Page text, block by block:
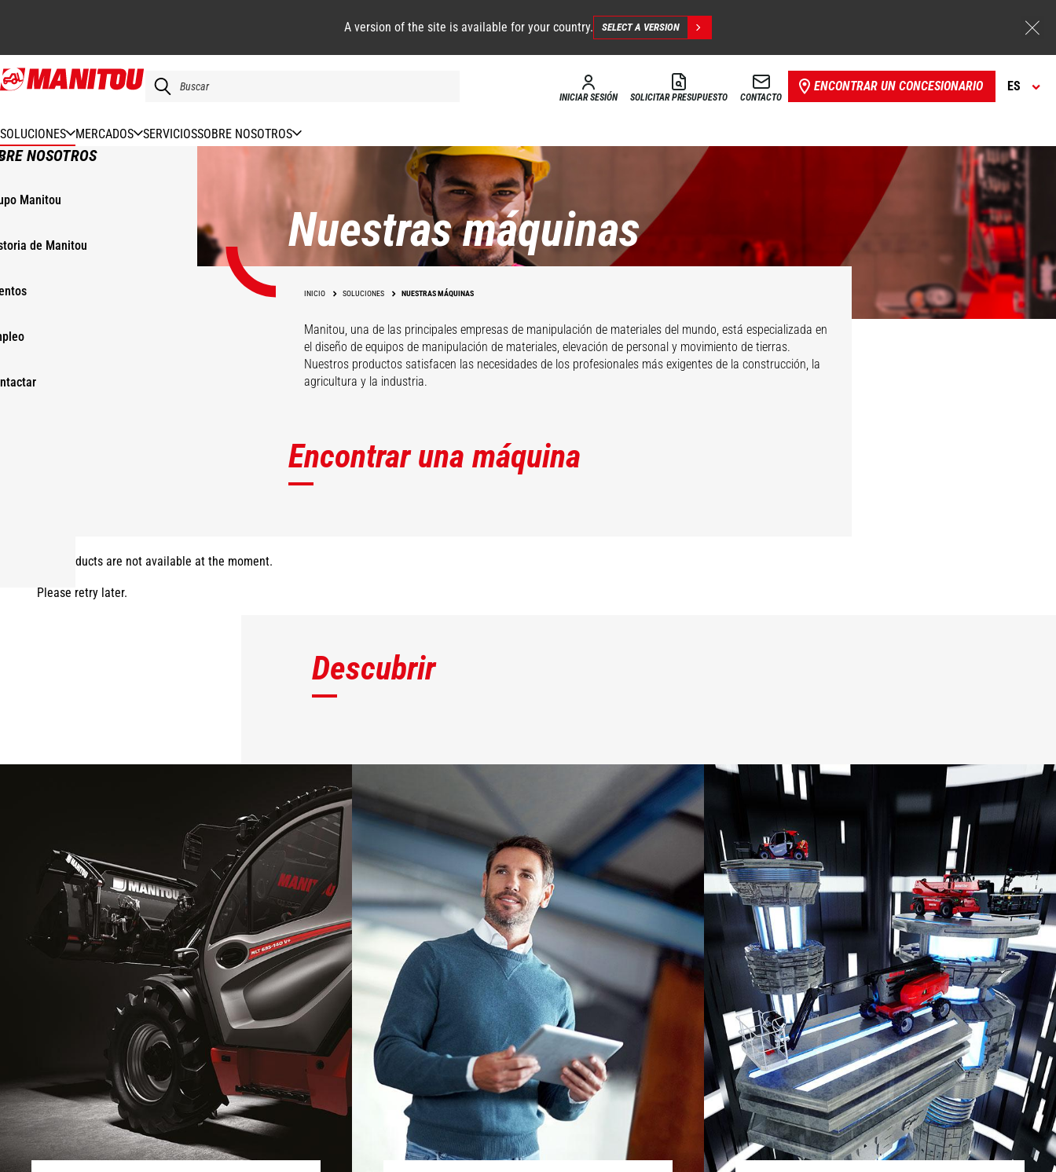
Pasar
al
A version of the site is available for your country. SELECT A VERSION
INICIAR SESIÓN SOLICITAR PRESUPUESTO CONTACTO
ENCONTRAR UN CONCESIONARIO ES
SOLUCIONES MERCADOS SERVICIOSSOBRE NOSOTROS
NOSOTROS
Manitou
de Manitou Nuestras máquinas
INICIO SOLUCIONES NUESTRAS MÁQUINAS
Manitou, una de las principales empresas de manipulación de materiales del mundo, está especializada en
el diseño de equipos de manipulación de materiales, elevación de personal y movimiento de tierras.
Nuestros productos satisfacen las necesidades de los profesionales más exigentes de la construcción, la
agricultura y la industria.
Encontrar una máquina
The products are not available at the moment.
Please retry later.
Descubrir